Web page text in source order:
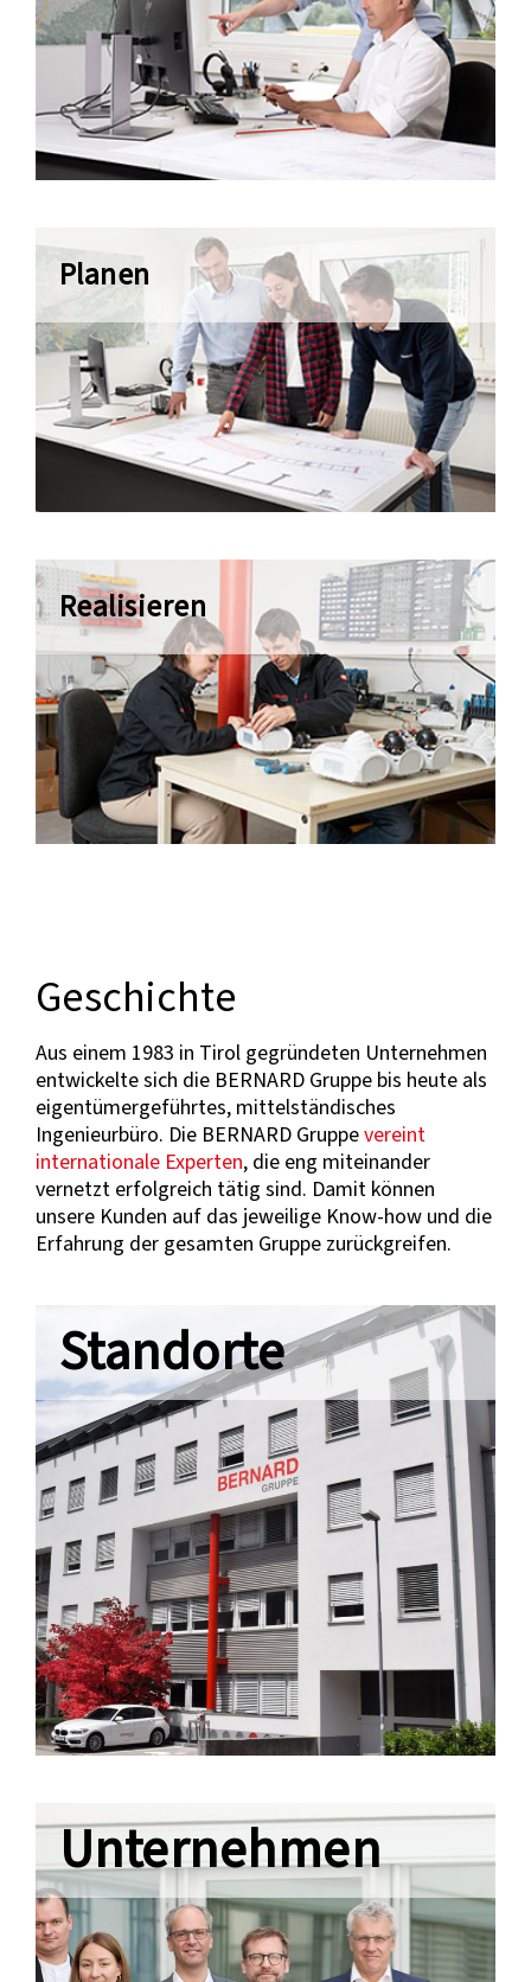
Planen
Realisieren
Geschichte
Aus einem 1983 in Tirol gegründeten Unternehmen
entwickelte sich die BERNARD Gruppe bis heute als
eigentümergeführtes, mittelständisches
Ingenieurbüro. Die BERNARD Gruppevereint
internationale Experten, die eng miteinander
vernetzt erfolgreich tätig sind. Damit können
unsere Kunden auf das jeweilige Know-how und die
Erfahrung der gesamten Gruppe zurückgreifen.
Standorte
Unternehmen